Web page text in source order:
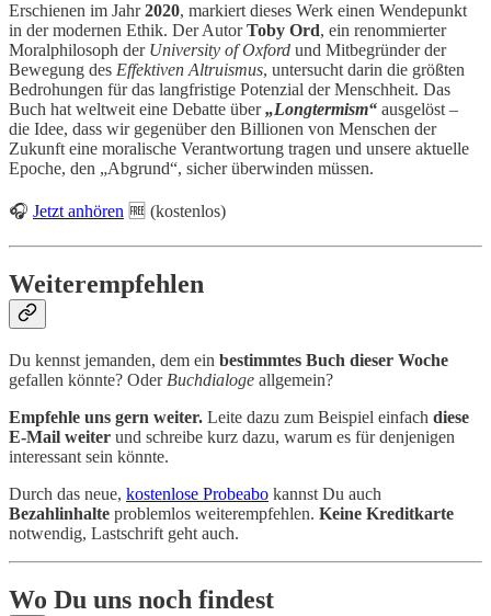
Erschienen im Jahr2020, markiert dieses Werk einen Wendepunkt
in der modernen Ethik. Der AutorToby Ord, ein renommierter
Moralphilosoph der University of Oxford und Mitbegründer der
Bewegung des Effektiven Altruismus, untersucht darin die größten
Bedrohungen für das langfristige Potenzial der Menschheit. Das
Buch hat weltweit eine Debatte über„Longtermism“ ausgelöst –
die Idee, dass wir gegenüber den Billionen von Menschen der
Zukunft eine moralische Verantwortung tragen und unsere aktuelle
Epoche, den „Abgrund“, sicher überwinden müssen.
🎧 Jetzt anhören 🆓 (kostenlos)
Weiterempfehlen
Du kennst jemanden, dem ein bestimmtes Buch dieser Woche
gefallen könnte? Oder Buchdialoge allgemein?
Empfehle uns gern weiter. Leite dazu zum Beispiel einfach diese
E-Mail weiter und schreibe kurz dazu, warum es für denjenigen
interessant sein könnte.
Durch das neue, kostenlose Probeabo kannst Du auch
Bezahlinhalte problemlos weiterempfehlen. Keine Kreditkarte
notwendig, Lastschrift geht auch.
Wo Du uns noch findest